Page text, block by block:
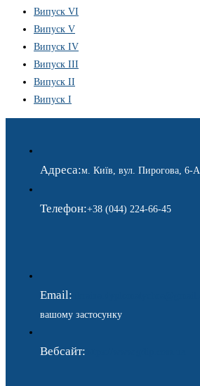
Випуск VI
Випуск V
Випуск IV
Випуск III
Випуск II
Випуск I
Адреса:м. Київ, вул. Пирогова, 6-А
Телефон:+38 (044) 224-66-45
Email:
вашому застосунку
Вебсайт: